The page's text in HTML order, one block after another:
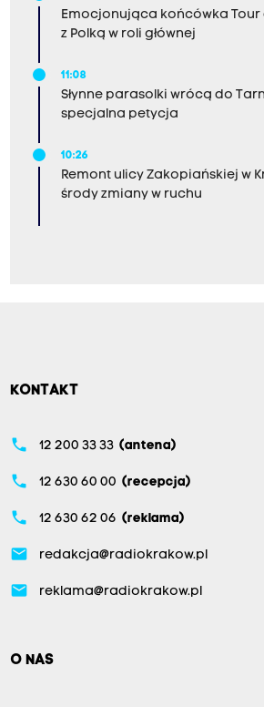
Emocjonująca końcówka Tour
z Polką w roli głównej
11:08
Słynne parasolki wrócą do
specjalna petycja
10:26
Remont ulicy Zakopiańskiej w
środy zmiany w ruchu
KONTAKT
phone 12 200 33 33 (antena)
phone 12 630 60 00 (recepcja)
phone 12 630 62 06 (reklama)
email redakcja@radiokrakow.pl
email reklama@radiokrakow.pl
O NAS